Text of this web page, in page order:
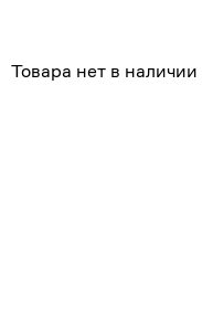
Товара нет в наличии